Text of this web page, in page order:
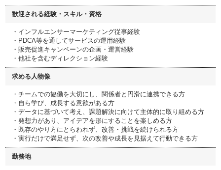
歓迎される経験・スキル・資格
・インフルエンサーマーケティング従事経験
・PDCA等を通してサービスの運用経験
・販売促進キャンペーンの企画・運営経験
・他社を含むディレクション経験
求める人物像
・チームでの協働を大切にし、関係者と円滑に連携できる方
・自ら学び、成長する意欲がある方
・データに基づいて考え、課題解決に向けて主体的に取り組める方
・発想力があり、アイデアを形にすることを楽しめる方
・既存のやり方にとらわれず、改善・挑戦を続けられる方
・実行だけで満足せず、次の改善や成長を見据えて行動できる方
勤務地